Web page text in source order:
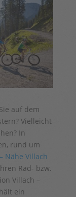
auf dem
Vielleicht
In
rund um
Nähe Villach
Rad- bzw.
Villach –
ein